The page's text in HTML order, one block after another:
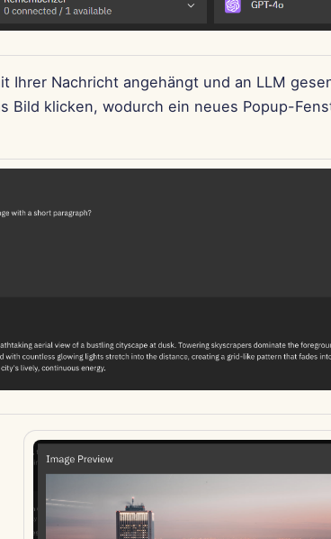
Ihrer Nachricht angehängt und an LLM
Bild klicken, wodurch ein neues Popup-